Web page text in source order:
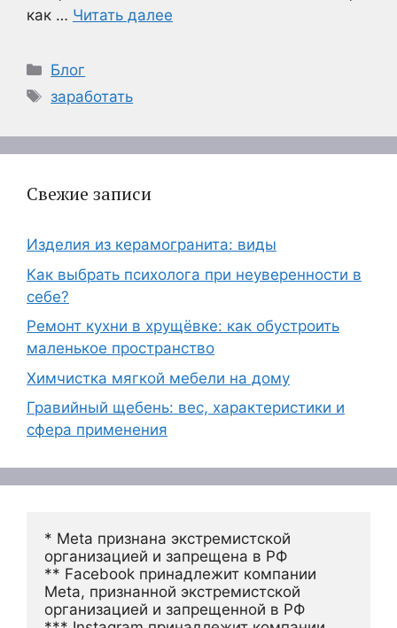
как … Читать далее
Рубрики
Блог
Метки
заработать
Свежие записи
Изделия из керамогранита: виды
Как выбрать психолога при неуверенности в
себе?
Ремонт кухни в хрущёвке: как обустроить
маленькое пространство
Химчистка мягкой мебели на дому
Гравийный щебень: вес, характеристики и
сфера применения
* Meta признана экстремистской
организацией и запрещена в РФ
** Facebook принадлежит компании
Meta, признанной экстремистской
организацией и запрещенной в РФ